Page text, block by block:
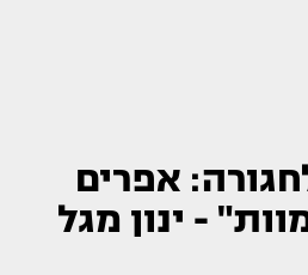
אפרים
- ינון מגל